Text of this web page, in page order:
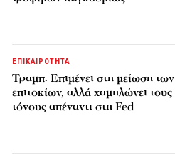
ΕΠΙΚΑΙΡΟΤΗΤΑ
Τραμπ: Επιμένει στη μείωση των
επιτοκίων, αλλά χαμηλώνει τους
τόνους απέναντι στη Fed